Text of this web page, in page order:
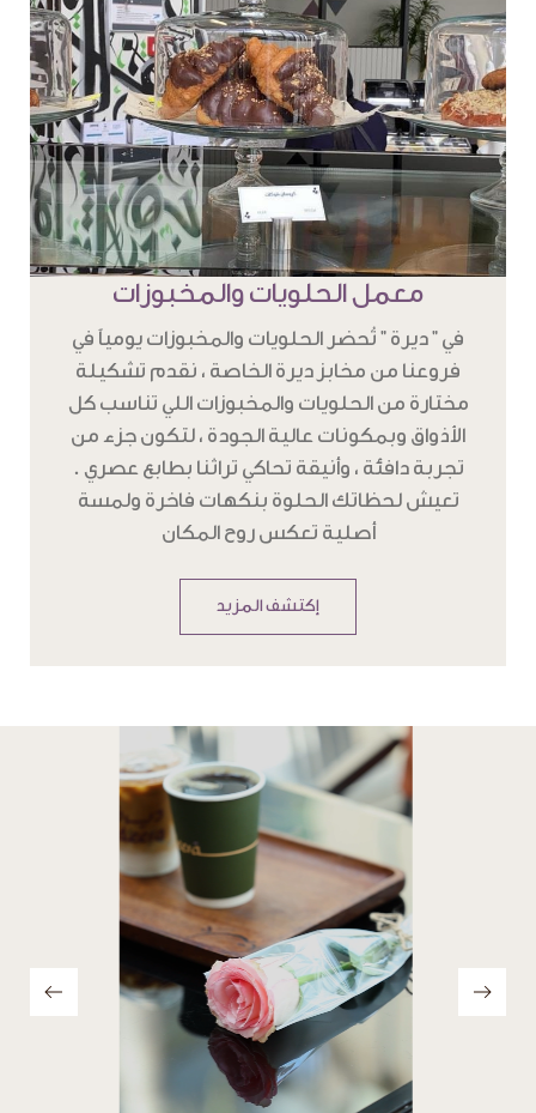
معمل الحلويات والمخبوزات
في " ديرة " تُحضر الحلويات والمخبوزات يومياً في
فروعنا من مخابز ديرة الخاصة ، نقدم تشكيلة
مختارة من الحلويات والمخبوزات اللي تناسب كل
الأذواق وبمكونات عالية الجودة ، لتكون جزء من
تجربة دافئة ، وأنيقة تحاكي تراثنا بطابع عصري .
تعيش لحظاتك الحلوة بنكهات فاخرة ولمسة
أصلية تعكس روح المكان
إكتشف المزيد